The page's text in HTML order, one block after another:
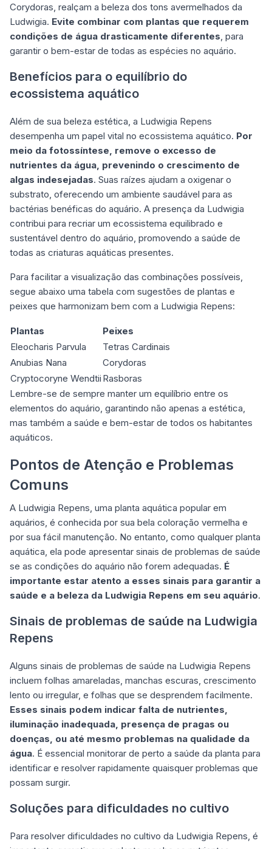
Corydoras, realçam a beleza dos tons avermelhados da
Ludwigia. Evite combinar com plantas que requerem
condições de água drasticamente diferentes, para
garantir o bem-estar de todas as espécies no aquário.
Benefícios para o equilíbrio do
ecossistema aquático
Além de sua beleza estética, a Ludwigia Repens
desempenha um papel vital no ecossistema aquático. Por
meio da fotossíntese, remove o excesso de
nutrientes da água, prevenindo o crescimento de
algas indesejadas. Suas raízes ajudam a oxigenar o
substrato, oferecendo um ambiente saudável para as
bactérias benéficas do aquário. A presença da Ludwigia
contribui para recriar um ecossistema equilibrado e
sustentável dentro do aquário, promovendo a saúde de
todas as criaturas aquáticas presentes.
Para facilitar a visualização das combinações possíveis,
segue abaixo uma tabela com sugestões de plantas e
peixes que harmonizam bem com a Ludwigia Repens:
Plantas
Peixes
Eleocharis Parvula
Tetras Cardinais
Anubias Nana
Corydoras
Cryptocoryne Wendtii Rasboras
Lembre-se de sempre manter um equilíbrio entre os
elementos do aquário, garantindo não apenas a estética,
mas também a saúde e bem-estar de todos os habitantes
aquáticos.
Pontos de Atenção e Problemas
Comuns
A Ludwigia Repens, uma planta aquática popular em
aquários, é conhecida por sua bela coloração vermelha e
por sua fácil manutenção. No entanto, como qualquer planta
aquática, ela pode apresentar sinais de problemas de saúde
se as condições do aquário não forem adequadas. É
importante estar atento a esses sinais para garantir a
saúde e a beleza da Ludwigia Repens em seu aquário.
Sinais de problemas de saúde na Ludwigia
Repens
Alguns sinais de problemas de saúde na Ludwigia Repens
incluem folhas amareladas, manchas escuras, crescimento
lento ou irregular, e folhas que se desprendem facilmente.
Esses sinais podem indicar falta de nutrientes,
iluminação inadequada, presença de pragas ou
doenças, ou até mesmo problemas na qualidade da
água. É essencial monitorar de perto a saúde da planta para
identificar e resolver rapidamente quaisquer problemas que
possam surgir.
Soluções para dificuldades no cultivo
Para resolver dificuldades no cultivo da Ludwigia Repens, é